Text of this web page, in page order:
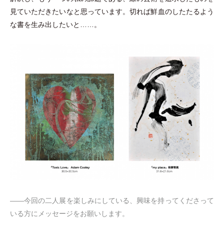
見ていただきたいなと思っています。切れば鮮血のしたたるよう
な書を生み出したいと……。
――今回の二人展を楽しみにしている、興味を持ってくださって
いる方にメッセージをお願いします。